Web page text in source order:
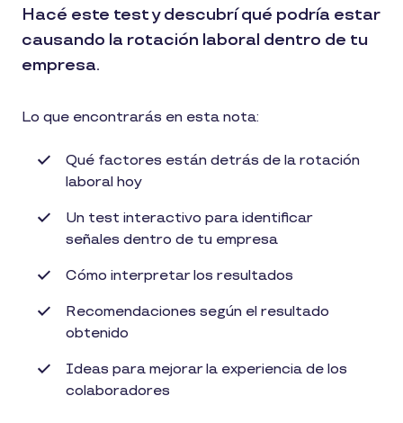
Hacé este test y descubrí qué podría estar
causando la rotación laboral dentro de tu
empresa.
Lo que encontrarás en esta nota:
Qué factores están detrás de la rotación
laboral hoy
Un test interactivo para identificar
señales dentro de tu empresa
Cómo interpretar los resultados
Recomendaciones según el resultado
obtenido
Ideas para mejorar la experiencia de los
colaboradores